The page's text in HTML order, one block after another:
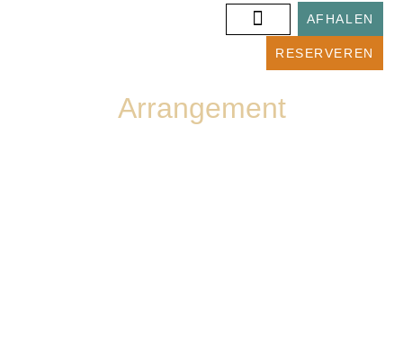
AFHALEN
RESERVEREN
Arrangement